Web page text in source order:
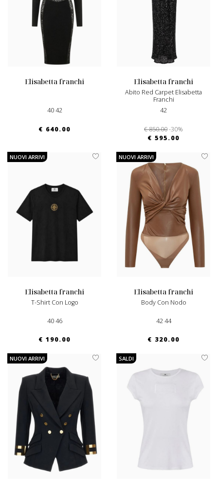
elisabetta franchi
40 42
€ 640.00
elisabetta franchi
Abito Red Carpet Elisabetta
Franchi
42
€ 850.00-30%
€ 595.00
NUOVI ARRIVI
elisabetta franchi
T-Shirt Con Logo
40 46
€ 190.00
NUOVI ARRIVI
elisabetta franchi
Body Con Nodo
42 44
€ 320.00
NUOVI ARRIVI SALDI